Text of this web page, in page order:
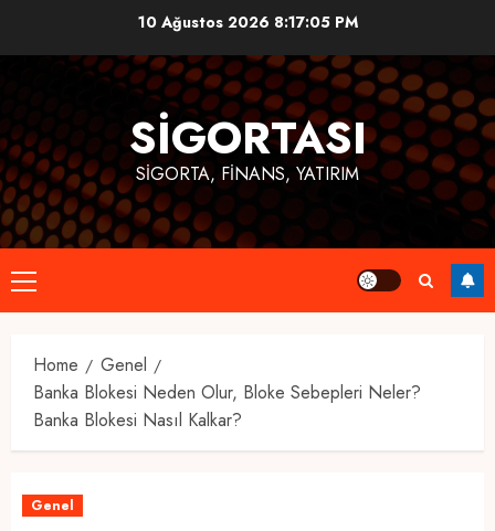
10 Ağustos 2026 8:17:06 PM
SIGORTASI
SIGORTA, FINANS, YATIRIM
Primary
Menu
Home
Genel
Banka Blokesi Neden Olur, Bloke Sebepleri Neler?
Banka Blokesi Nasıl Kalkar?
Genel